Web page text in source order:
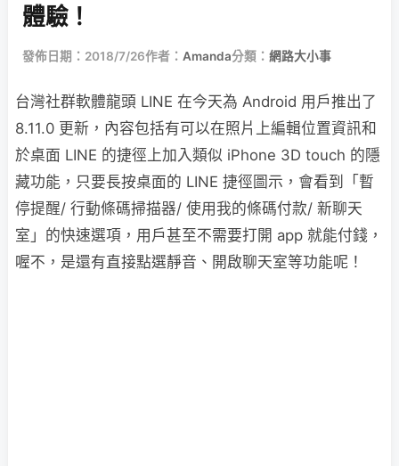
體驗！
發佈日期：2018/7/26作者： Amanda分類： 網路大小事
台灣社群軟體龍頭 LINE 在今天為 Android 用戶推出了
8.11.0 更新，內容包括有可以在照片上編輯位置資訊和
於桌面 LINE 的捷徑上加入類似 iPhone 3D touch 的隱
藏功能，只要長按桌面的 LINE 捷徑圖示，會看到「暫
停提醒/ 行動條碼掃描器/ 使用我的條碼付款/ 新聊天
室」的快速選項，用戶甚至不需要打開 app 就能付錢，
喔不，是還有直接點選靜音、開啟聊天室等功能呢！